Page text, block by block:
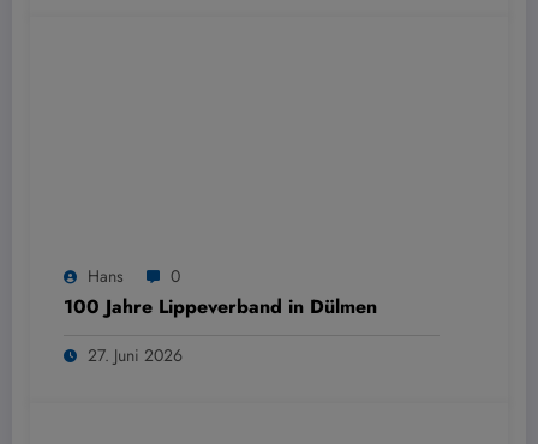
Hans 0
100 Jahre Lippeverband in Dülmen
27. Juni 2026